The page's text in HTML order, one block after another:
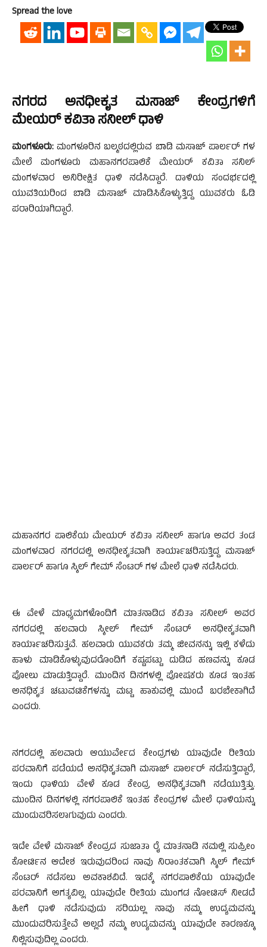
Spread the love
ನಗರದ ಅನಧೀಕೃತ ಮಸಾಜ್ ಕೇಂದ್ರಗಳಿಗೆ
ಮೇಯರ್ ಕವಿತಾ ಸನೀಲ್ ಧಾಳಿ
ಮಂಗಳೂರು: ಮಂಗಳೂರಿನ ಬಲ್ಮಠದಲ್ಲಿರುವ ಬಾಡಿ ಮಸಾಜ್ ಪಾರ್ಲರ್ ಗಳ
ಮೇಲೆ ಮಂಗಳೂರು ಮಹಾನಗರಪಾಲಿಕೆ ಮೇಯರ್ ಕವಿತಾ ಸನಿಲ್
ಮಂಗಳವಾರ ಅನಿರೀಕ್ಷಿತ ಧಾಳಿ ನಡೆಸಿದ್ದಾರೆ. ದಾಳಿಯ ಸಂದರ್ಭದಲ್ಲಿ
ಯುವತಿಯರಿಂದ ಬಾಡಿ ಮಸಾಜ್ ಮಾಡಿಸಿಕೊಳ್ಳುತ್ತಿದ್ದ ಯುವಕರು ಓಡಿ
ಪರಾರಿಯಾಗಿದ್ದಾರೆ.
ಮಹಾನಗರ ಪಾಲಿಕೆಯ ಮೇಯರ್ ಕವಿತಾ ಸನೀಲ್ ಹಾಗೂ ಅವರ ತಂಡ
ಮಂಗಳವಾರ ನಗರದಲ್ಲಿ ಅನಧೀಕೃತವಾಗಿ ಕಾರ್ಯಾಚರಿಸುತ್ತಿದ್ದ ಮಸಾಜ್
ಪಾರ್ಲರ್ ಹಾಗೂ ಸ್ಕಿಲ್ ಗೇಮ್ ಸೆಂಟರ್ ಗಳ ಮೇಲೆ ಧಾಳಿ ನಡೆಸಿದರು.
ಈ ವೇಳೆ ಮಾಧ್ಯಮಗಳೊಂದಿಗೆ ಮಾತನಾಡಿದ ಕವಿತಾ ಸನೀಲ್ ಅವರ
ನಗರದಲ್ಲಿ ಹಲವಾರು ಸ್ಕೀಲ್ ಗೇಮ್ ಸೆಂಟರ್ ಅನಧೀಕೃತವಾಗಿ
ಕಾರ್ಯಾಚರಿಸುತ್ತವೆ. ಹಲವಾರು ಯುವಕರು ತಮ್ಮ ಜೀವನನ್ನು ಇಲ್ಲಿ ಕಳೆದು
ಹಾಳು ಮಾಡಿಕೊಳ್ಳುವುದರೊಂದಿಗೆ ಕಷ್ಟಪಟ್ಟು ದುಡಿದ ಹಣವನ್ನು ಕೂಡ
ಪೋಲು ಮಾಡುತ್ತಿದ್ದಾರೆ. ಮುಂದಿನ ದಿನಗಳಲ್ಲಿ ಪೋಷಕರು ಕೂಡ ಇಂತಹ
ಅನಧಿಕೃತ ಚಟುವಟಿಕೆಗಳನ್ನು ಮಟ್ಟ ಹಾಕುವಲ್ಲಿ ಮುಂದೆ ಬರಬೇಕಾಗಿದೆ
ಎಂದರು.
ನಗರದಲ್ಲಿ ಹಲವಾರು ಆಯುರ್ವೇದ ಕೇಂದ್ರಗಳು ಯಾವುದೇ ರೀತಿಯ
ಪರವಾನಿಗೆ ಪಡೆಯದೆ ಅನಧಿಕೃತವಾಗಿ ಮಸಾಜ್ ಪಾರ್ಲರ್ ನಡೆಸುತ್ತಿದ್ದಾರೆ,
ಇಂದು ಧಾಳಿಯ ವೇಳೆ ಕೂಡ ಕೇಂದ್ರ ಅನಧಿಕೃತವಾಗಿ ನಡೆಯುತ್ತಿತ್ತು.
ಮುಂದಿನ ದಿನಗಳಲ್ಲಿ ನಗರಪಾಲಿಕೆ ಇಂತಹ ಕೇಂದ್ರಗಳ ಮೇಲೆ ಧಾಳಿಯನ್ನು
ಮುಂದುವರಿಸಲಾಗುವುದು ಎಂದರು.
ಇದೇ ವೇಳೆ ಮಸಾಜ್ ಕೇಂದ್ರದ ಸುಜಾತಾ ರೈ ಮಾತನಾಡಿ ನಮಲ್ಲಿ ಸುಪ್ರೀಂ
ಕೋರ್ಟಿನ ಆದೇಶ ಇರುವುದರಿಂದ ನಾವು ನಿರಾಂತಕವಾಗಿ ಸ್ಕಿಲ್ ಗೇಮ್
ಸೆಂಟರ್ ನಡೆಸಲು ಅವಕಾಶವಿದೆ. ಇದಕ್ಕೆ ನಗರಪಾಲಿಕೆಯ ಯಾವುದೇ
ಪರವಾನಿಗೆ ಅಗತ್ಯವಿಲ್ಲ. ಯಾವುದೇ ರೀತಿಯ ಮುಂಗಡ ನೋಟಿಸ್ ನೀಡದೆ
ಹೀಗೆ ಧಾಳಿ ನಡೆಸುವುದು ಸರಿಯಲ್ಲ ನಾವು ನಮ್ಮ ಉದ್ಯಮವನ್ನು
ಮುಂದುವರಿಸುತ್ತೇವೆ ಅಲ್ಲದೆ ನಮ್ಮ ಉದ್ಯಮವನ್ನು ಯಾವುದೇ ಕಾರಣಕ್ಕೂ
ನಿಲ್ಲಿಸುವುದಿಲ್ಲ ಎಂದರು.